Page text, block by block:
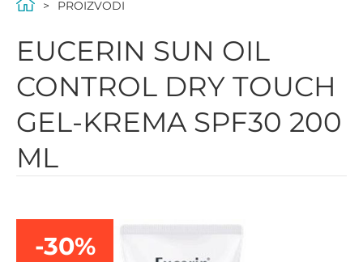
PROIZVODI
EUCERIN SUN OIL
CONTROL DRY TOUCH
GEL-KREMA SPF30 200
ML
-30%